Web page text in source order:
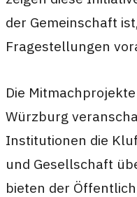
der Gemeinschaft
Fragestellungen
Die
Würzburg
Institutionen die
und Gesellschaft
bieten der